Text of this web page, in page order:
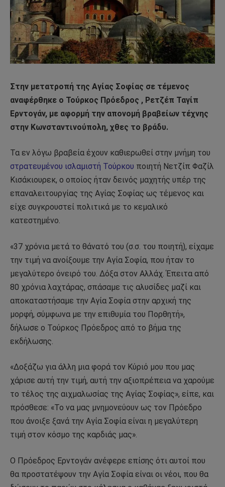
Στην μετατροπή της Αγίας Σοφίας σε τέμενος
αναφέρθηκε ο Τούρκος Πρόεδρος , Ρετζέπ Ταγίπ
Ερντογάν, με αφορμή την απονομή βραβείων τέχνης
στην Κωνσταντινούπολη, χθες το βράδυ.
Τα εν λόγω βραβεία έχουν καθιερωθεί στην μνήμη του
στρατευμένου ισλαμιστή Τούρκου ποιητή Νετζίπ Φαζίλ
Κισάκιουρεκ, ο οποίος ήταν δεινός μαχητής υπέρ της
επαναλειτουργίας της Αγίας Σοφίας ως τέμενος και
είχε συγκρουστεί πολιτικά με το κεμαλικό
κατεστημένο.
«37 χρόνια μετά το θάνατό του (σ.σ. του ποιητή), είχαμε
την τιμή να ανοίξουμε την Αγία Σοφία, που ήταν το
μεγαλύτερο όνειρό του. Δόξα στον Αλλάχ. Έπειτα από
80 χρόνια λαχτάρας, σπάσαμε τις αλυσίδες μαζί και
αποκαταστήσαμε την Αγία Σοφία στην αρχική της
μορφή, σύμφωνα με την επιθυμία του Πορθητή»,
δήλωσε ο Τούρκος Πρόεδρος από το βήμα της
εκδήλωσης.
«Δοξάζω για άλλη μια φορά τον Κύριό μου που μας
χάρισε αυτή την τιμή, αυτή την αξιοπρέπεια να χαρούμε
το τέλος της αιχμαλωσίας της Αγίας Σοφίας», είπε, και
πρόσθεσε: «Το να μας μνημονεύουν ως τον Πρόεδρο
που άνοιξε ξανά την Αγία Σοφία είναι η μεγαλύτερη
τιμή στον κόσμο της καρδιάς μας».
Ο Πρόεδρος Ερντογάν ανέφερε επίσης ότι αυτοί που
θα προστατέψουν την Αγία Σοφία είναι οι νέοι, που θα